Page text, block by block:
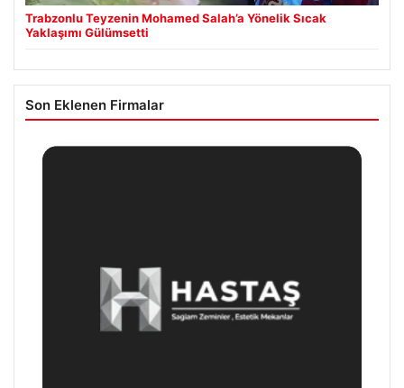
Trabzonlu Teyzenin Mohamed Salah’a Yönelik Sıcak
Yaklaşımı Gülümsetti
Son Eklenen Firmalar